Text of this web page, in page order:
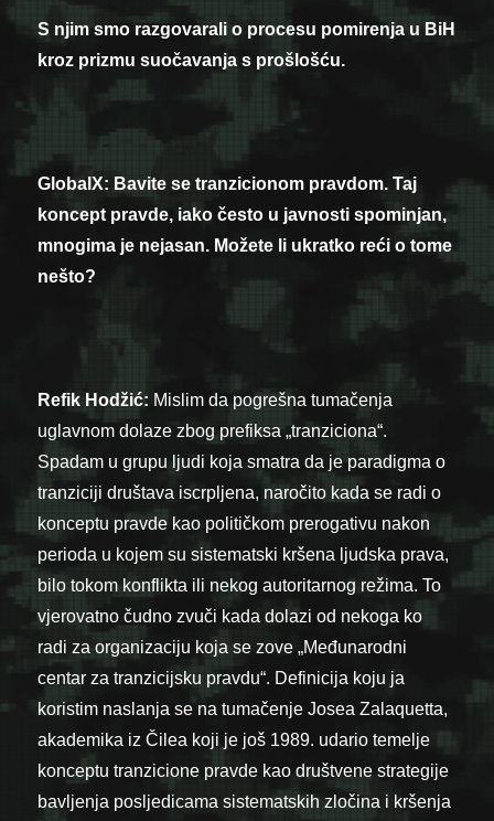
S njim smo razgovarali o procesu pomirenja u BiH
kroz prizmu suočavanja s prošlošću.
GlobalX: Bavite se tranzicionom pravdom. Taj
koncept pravde, iako često u javnosti spominjan,
mnogima je nejasan. Možete li ukratko reći o tome
nešto?
Refik Hodžić: Mislim da pogrešna tumačenja
uglavnom dolaze zbog prefiksa „tranziciona“.
Spadam u grupu ljudi koja smatra da je paradigma o
tranziciji društava iscrpljena, naročito kada se radi o
konceptu pravde kao političkom prerogativu nakon
perioda u kojem su sistematski kršena ljudska prava,
bilo tokom konflikta ili nekog autoritarnog režima. To
vjerovatno čudno zvuči kada dolazi od nekoga ko
radi za organizaciju koja se zove „Međunarodni
centar za tranzicijsku pravdu“. Definicija koju ja
koristim naslanja se na tumačenje Josea Zalaquetta,
akademika iz Čilea koji je još 1989. udario temelje
konceptu tranzicione pravde kao društvene strategije
bavljenja posljedicama sistematskih zločina i kršenja